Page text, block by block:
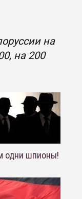
на
на 200
одни шпионы!